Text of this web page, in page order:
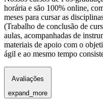
horária e são 100% online,
meses para cursar as
(Trabalho de conclusão de
aulas, acompanhadas de
materiais de apoio com o
ágil e ao mesmo tempo
Avaliações
expand_more